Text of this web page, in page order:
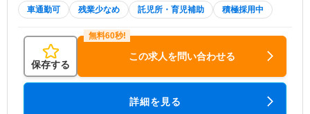
車通勤可 残業少なめ 託児所・育児補助 積極採用中
保存する
この求人を問い合わせる
詳細を見る